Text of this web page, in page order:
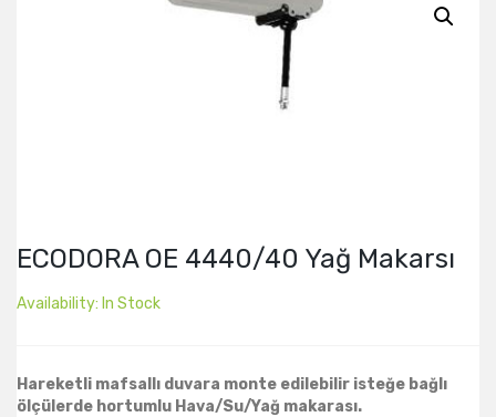
ECODORA OE 4440/40 Yağ Makarsı
Availability: In Stock
Hareketli mafsallı duvara monte edilebilir isteğe bağlı
ölçülerde hortumlu Hava/Su/Yağ makarası.